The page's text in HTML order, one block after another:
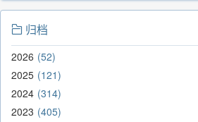
归档
2026 52
2025 121
2024 314
2023 405